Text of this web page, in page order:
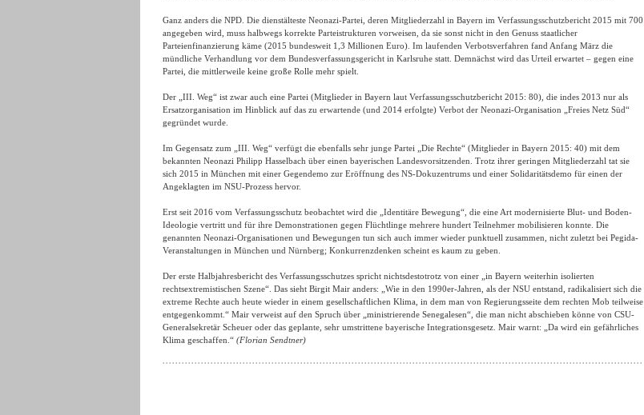
Ganz anders die NPD. Die dienstälteste Neonazi-Partei, deren Mitgliederzahl in Bayern im Verfassungsschutzbericht 2015 mit 700
angegeben wird, muss halbwegs korrekte Parteistrukturen vorweisen, da sie sonst nicht in den Genuss staatlicher
Parteienfinanzierung käme (2015 bundesweit 1,3 Millionen Euro). Im laufenden Verbotsverfahren fand Anfang März die
mündliche Verhandlung vor dem Bundesverfassungsgericht in Karlsruhe statt. Demnächst wird das Urteil erwartet – gegen eine
Partei, die mittlerweile keine große Rolle mehr spielt.
Der „III. Weg“ ist zwar auch eine Partei (Mitglieder in Bayern laut Verfassungsschutzbericht 2015: 80), die indes 2013 nur als
Ersatzorganisation im Hinblick auf das zu erwartende (und 2014 erfolgte) Verbot der Neonazi-Organisation „Freies Netz Süd“
gegründet wurde.
Im Gegensatz zum „III. Weg“ verfügt die ebenfalls sehr junge Partei „Die Rechte“ (Mitglieder in Bayern 2015: 40) mit dem
bekannten Neonazi Philipp Hasselbach über einen bayerischen Landesvorsitzenden. Trotz ihrer geringen Mitgliederzahl tat sie
sich 2015 in München mit einer Gegendemo zur Eröffnung des NS-Dokuzentrums und einer Solidaritätsdemo für einen der
Angeklagten im NSU-Prozess hervor.
Erst seit 2016 vom Verfassungsschutz beobachtet wird die „Identitäre Bewegung“, die eine Art modernisierte Blut- und Boden-
Ideologie vertritt und für ihre Demonstrationen gegen Flüchtlinge mehrere hundert Teilnehmer mobilisieren konnte. Die
genannten Neonazi-Organisationen und Bewegungen tun sich auch immer wieder punktuell zusammen, nicht zuletzt bei Pegida-
Veranstaltungen in München und Nürnberg; Konkurrenzdenken scheint es kaum zu geben.
Der erste Halbjahresbericht des Verfassungsschutzes spricht nichtsdestotrotz von einer „in Bayern weiterhin isolierten
rechtsextremistischen Szene“. Das sieht Birgit Mair anders: „Wie in den 1990er-Jahren, als der NSU entstand, radikalisiert sich die
extreme Rechte auch heute wieder in einem gesellschaftlichen Klima, in dem man von Regierungsseite dem rechten Mob teilweise
entgegenkommt.“ Mair verweist auf den Spruch über „ministrierende Senegalesen“, die man nicht abschieben könne von CSU-
Generalsekretär Scheuer oder das geplante, sehr umstrittene bayerische Integrationsgesetz. Mair warnt: „Da wird ein gefährliches
Klima geschaffen.“ (Florian Sendtner)